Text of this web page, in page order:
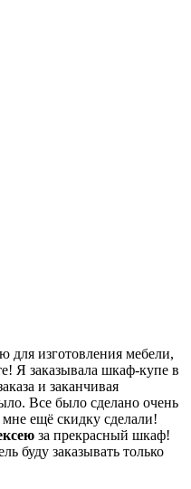
для изготовления мебели,
Я заказывала шкаф-купе в
и заканчивая
Все было сделано очень
ещё скидку сделали!
за прекрасный шкаф!
буду заказывать только